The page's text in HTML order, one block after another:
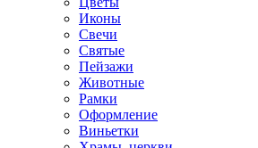
Иконы
Свечи
Святые
Пейзажи
Животные
Рамки
Оформление
Виньетки